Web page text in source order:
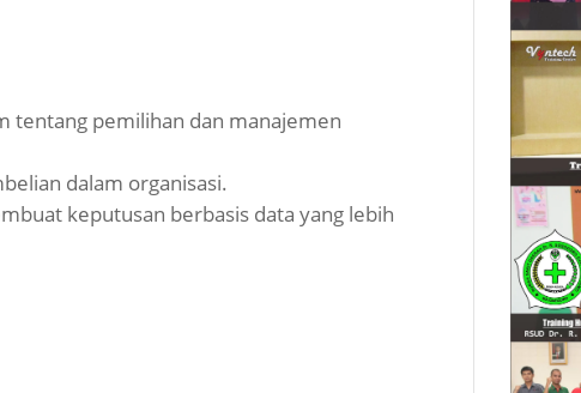
tentang pemilihan dan manajemen
dalam organisasi.
keputusan berbasis data yang lebih